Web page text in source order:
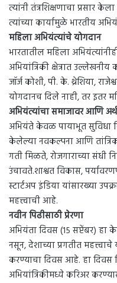
त्यांनी तंत्रशिक्षणाचा प्रसार
त्यांच्या कार्यामुळे भारतीय
महिला अभियंत्यांचे योगदान
भारतातील महिला
अभियांत्रिकी क्षेत्रात
जॉर्ज कोशी, पी. के. थ्रेशिया,
योगदानच दिले नाही, तर इतर
अभियंत्यांचा समाजावर आणि
अभियंते केवळ पायाभूत सुविधा
केलेल्या नवकल्पना आणि
गती मिळते, रोजगाराच्या संधी
उंचावते.शाश्वत विकास,
स्टार्टअप इंडिया यांसारख्या
महत्त्वाची आहे.
नवीन पिढीसाठी प्रेरणा
अभियंता दिवस (१५ सप्टेंबर) हा
नसून, देशाच्या प्रगतीत
करण्याचा दिवस आहे. हा दिवस
अभियांत्रिकीमध्ये करिअर